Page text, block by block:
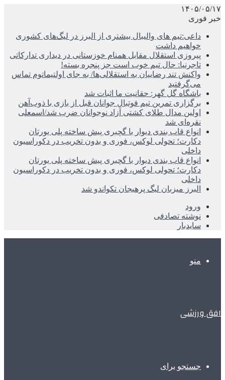
۱۴۰۵/۰۵/۱۷
خبر فوری
داعی:تیم های والیبال بیشتری از البرز در لیگ‌های کشوری
خواهیم داشت
پیروزی استقلال مقابل همنام خوزستانی در دیداری تدارکاتی
تاجرنیا: حال تیم خوب است جز پنجره بسته!
واکنش تند رضاییان به استقلالی‌ها/ به جای اولتیماتوم تماس
می‌گرفتید
باشگاه گل گهر: حقانیت ما اثبات شد
برگزاری تمرین تیم فوتبال جوانان قبل از بازی با ذوب‌آهن
اولین مدال طلای کشتی آزاد نوجوانان ضرب شد/اسمعلی
نقره‌ای شد
انواع قاب بندی دیوار با گچبری پیش ساخته پلی یورتان
دکارت؛ تحولی لوکس، فوری و بدون تخریب در دکوراسیون
داخلی
انواع قاب بندی دیوار با گچبری پیش ساخته پلی یورتان
دکارت؛ تحولی لوکس، فوری و بدون تخریب در دکوراسیون
داخلی
البرز میزبان لیگ پرهیجان تکواندو شد
ورود
نوشته تصادفی
سایدبار
منو
افق ورزشی
جستجو برای